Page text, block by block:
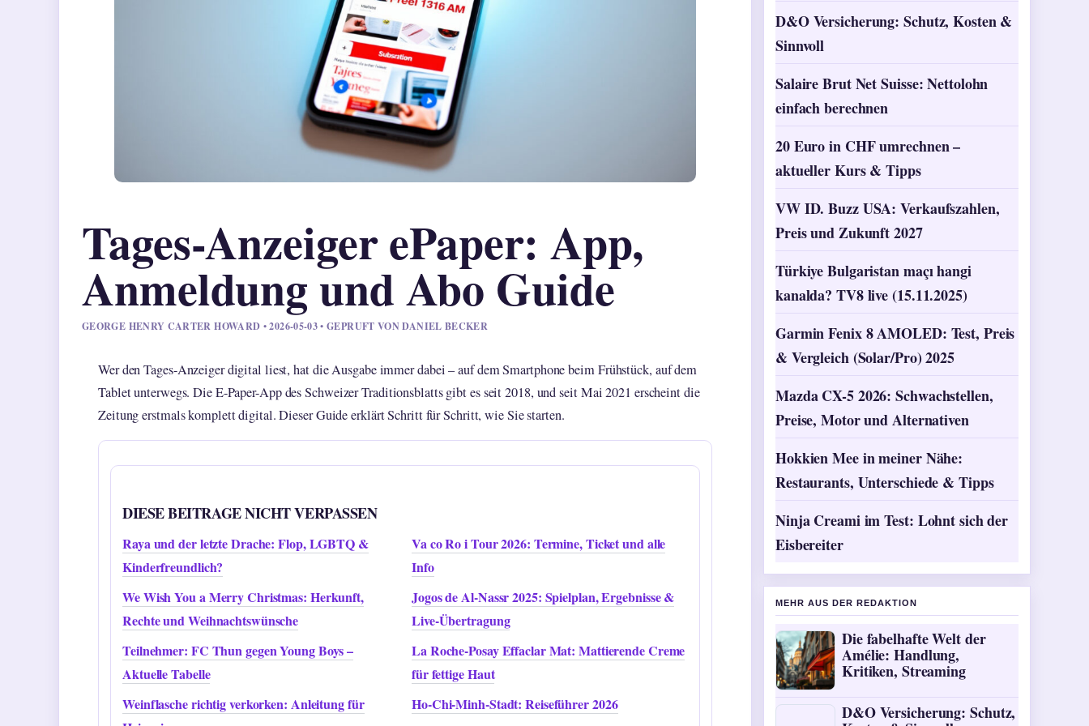
Tages-Anzeiger ePaper: App,
Anmeldung und Abo Guide
GEORGE HENRY CARTER HOWARD • 2026-05-03 • GEPRUFT VON DANIEL BECKER
Wer den Tages-Anzeiger digital liest, hat die Ausgabe immer dabei – auf dem Smartphone beim Frühstück, auf dem
Tablet unterwegs. Die E-Paper-App des Schweizer Traditionsblatts gibt es seit 2018, und seit Mai 2021 erscheint die
Zeitung erstmals komplett digital. Dieser Guide erklärt Schritt für Schritt, wie Sie starten.
DIESE BEITRAGE NICHT VERPASSEN
Raya und der letzte Drache: Flop, LGBTQ &
Kinderfreundlich?
Va co Ro i Tour 2026: Termine, Ticket und alle
Info
We Wish You a Merry Christmas: Herkunft,
Rechte und Weihnachtswünsche
Jogos de Al-Nassr 2025: Spielplan, Ergebnisse &
Live-Übertragung
Teilnehmer: FC Thun gegen Young Boys –
Aktuelle Tabelle
La Roche-Posay Effaclar Mat: Mattierende Creme
für fettige Haut
Weinflasche richtig verkorken: Anleitung für
Ho-Chi-Minh-Stadt: Reiseführer 2026
D&O Versicherung: Schutz, Kosten &
Sinnvoll
Salaire Brut Net Suisse: Nettolohn
einfach berechnen
20 Euro in CHF umrechnen –
aktueller Kurs & Tipps
VW ID. Buzz USA: Verkaufszahlen,
Preis und Zukunft 2027
Türkiye Bulgaristan maçı hangi
kanalda? TV8 live (15.11.2025)
Garmin Fenix 8 AMOLED: Test, Preis
& Vergleich (Solar/Pro) 2025
Mazda CX-5 2026: Schwachstellen,
Preise, Motor und Alternativen
Hokkien Mee in meiner Nähe:
Restaurants, Unterschiede & Tipps
Ninja Creami im Test: Lohnt sich der
Eisbereiter
MEHR AUS DER REDAKTION
Die fabelhafte Welt der
Amélie: Handlung,
Kritiken, Streaming
D&O Versicherung: Schutz,